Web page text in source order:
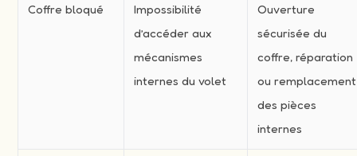
Coffre bloqué
Impossibilité
d’accéder aux
mécanismes
internes du volet
Ouverture
sécurisée du
coffre, réparation
ou remplacement
des pièces
internes